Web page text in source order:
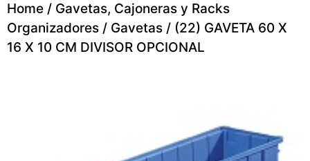
Home / Gavetas, Cajoneras y Racks
Organizadores / Gavetas / (22) GAVETA 60 X
16 X 10 CM DIVISOR OPCIONAL